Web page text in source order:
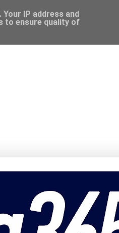
IP address and
to ensure quality of